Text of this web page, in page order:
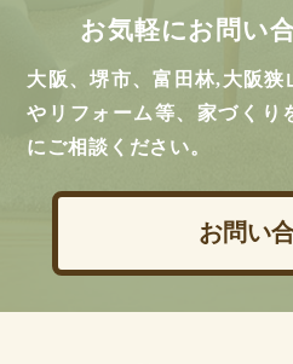
お気軽にお問い
大阪、堺市、富田林,大阪
やリフォーム等、家づくり
にご相談ください。
お問い